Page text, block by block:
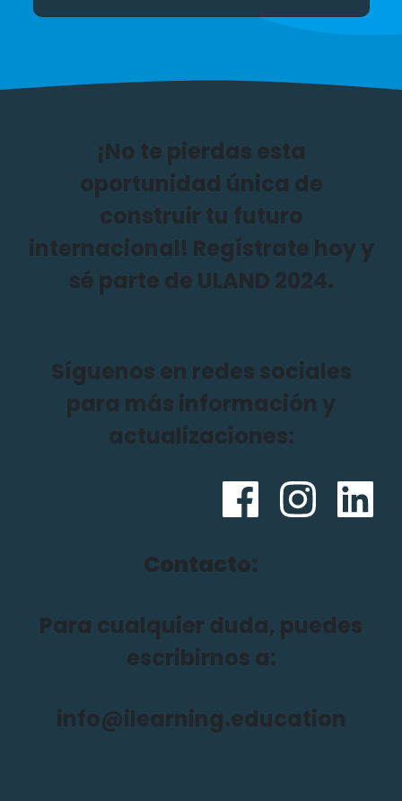
¡No te pierdas esta
oportunidad única de
construir tu futuro
internacional! Regístrate hoy y
sé parte de ULAND 2024.
Síguenos en redes sociales
para más información y
actualizaciones:
Contacto:
Para cualquier duda, puedes
escribirnos a:
info@ilearning.education